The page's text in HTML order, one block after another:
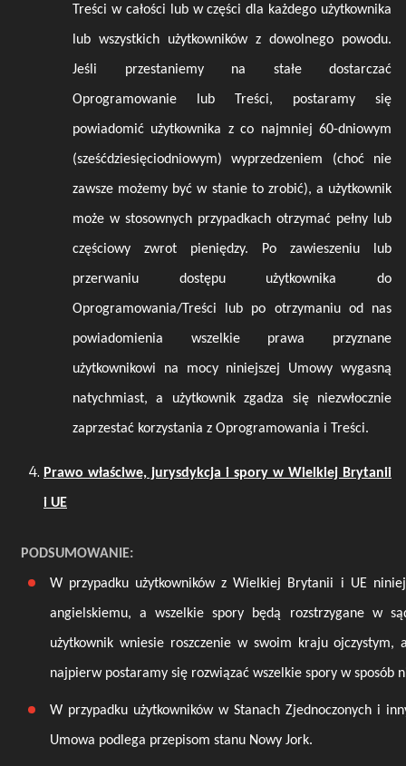
Treści w całości lub w części dla każdego użytkownika
lub wszystkich użytkowników z dowolnego powodu.
Jeśli przestaniemy na stałe dostarczać
Oprogramowanie lub Treści, postaramy się
powiadomić użytkownika z co najmniej 60-dniowym
(sześćdziesięciodniowym) wyprzedzeniem (choć nie
zawsze możemy być w stanie to zrobić), a użytkownik
może w stosownych przypadkach otrzymać pełny lub
częściowy zwrot pieniędzy. Po zawieszeniu lub
przerwaniu dostępu użytkownika do
Oprogramowania/Treści lub po otrzymaniu od nas
powiadomienia wszelkie prawa przyznane
użytkownikowi na mocy niniejszej Umowy wygasną
natychmiast, a użytkownik zgadza się niezwłocznie
zaprzestać korzystania z Oprogramowania i Treści.
Prawo właściwe, jurysdykcja i spory w Wielkiej Brytanii
i UE
PODSUMOWANIE:
W przypadku użytkowników z Wielkiej Brytanii i UE
angielskiemu, a wszelkie spory będą rozstrzygane w
użytkownik wniesie roszczenie w swoim kraju ojczystym,
najpierw postaramy się rozwiązać wszelkie spory w sposób
W przypadku użytkowników w Stanach Zjednoczonych i
Umowa podlega przepisom stanu Nowy Jork.